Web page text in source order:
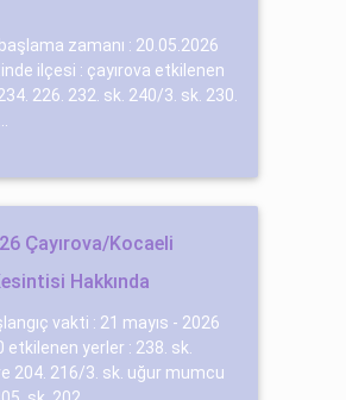
zamanı : 20.05.2026
ilçesi : çayırova etkilenen
226. 232. sk. 240/3. sk. 230.
Çayırova/Kocaeli
Hakkında
vakti : 21 mayıs - 2026
etkilenen yerler : 238. sk.
204. 216/3. sk. uğur mumcu